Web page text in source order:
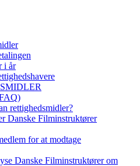
i år
rettighedsmidler?
Danske Filminstruktører
for at modtage
Danske Filminstruktører om